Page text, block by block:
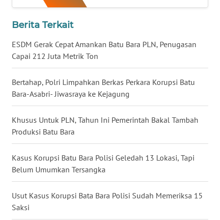
Berita Terkait
ESDM Gerak Cepat Amankan Batu Bara PLN, Penugasan
Capai 212 Juta Metrik Ton
Bertahap, Polri Limpahkan Berkas Perkara Korupsi Batu
Bara-Asabri- Jiwasraya ke Kejagung
Khusus Untuk PLN, Tahun Ini Pemerintah Bakal Tambah
Produksi Batu Bara
Kasus Korupsi Batu Bara Polisi Geledah 13 Lokasi, Tapi
Belum Umumkan Tersangka
Usut Kasus Korupsi Bata Bara Polisi Sudah Memeriksa 15
Saksi
BABEL
SUMBAR
WN
SUMSEL
WN
BENGKULU
WN
LAMPUNG
WN
JATENG